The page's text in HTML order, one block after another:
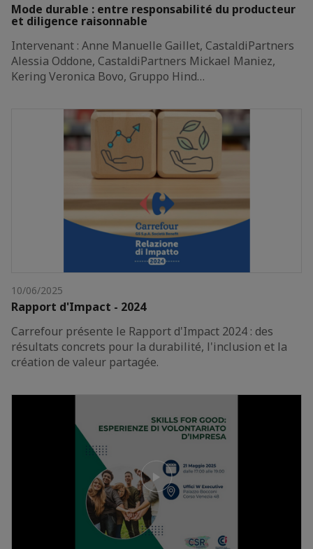
Mode durable : entre responsabilité du producteur
et diligence raisonnable
Intervenant : Anne Manuelle Gaillet, CastaldiPartners
Alessia Oddone, CastaldiPartners Mickael Maniez,
Kering Veronica Bovo, Gruppo Hind…
10/06/2025
Rapport d'Impact - 2024
Carrefour présente le Rapport d'Impact 2024 : des
résultats concrets pour la durabilité, l'inclusion et la
création de valeur partagée.